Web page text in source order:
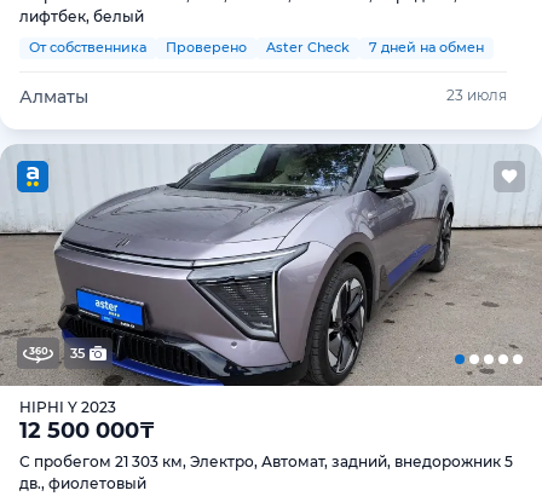
лифтбек, белый
От собственника Проверено Aster Check 7 дней на обмен
Алматы 23 июля
35
HIPHI Y 2023
12 500 000₸
С пробегом 21 303 км, Электро, Автомат, задний, внедорожник 5
дв., фиолетовый